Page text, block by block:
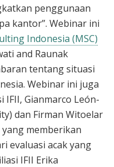
penggunaan
kantor”. Webinar ini
Indonesia (MSC)
and Raunak
tentang situasi
Webinar ini juga
Gianmarco León-
dan Firman Witoelar
memberikan
evaluasi acak yang
IFII Erika